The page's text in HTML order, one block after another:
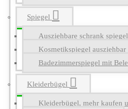
Spiegel
Ausziehbare schrank spiegel
Kosmetikspiegel ausziehbar
Badezimmerspiegel mit
Kleiderbügel
Kleiderbügel, mehr kaufen